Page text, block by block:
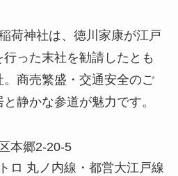
荷神社は、徳川家康が江戸
った末社を勧請したとも
商売繁盛・交通安全のご
静かな参道が魅力です。
本郷2-20-5
ロ 丸ノ内線・都営大江戸線